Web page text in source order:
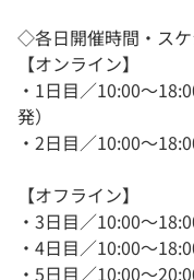
◇各日開催時間・スケ
【オンライン】
・1日目／10:00～
発）
・2日目／10:00～
【オフライン】
・3日目／10:00～
・4日目／10:00～
・5日目／10:00～